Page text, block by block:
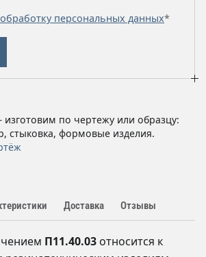
обработку персональных данных*
по чертежу или образцу:
стыковка, формовые изделия.
Доставка Отзывы
П11.40.03 относится к